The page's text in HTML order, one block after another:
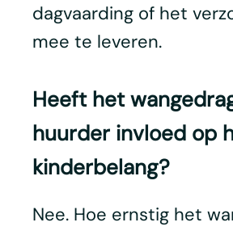
dagvaarding of het
mee te leveren.
Heeft het
huurder invloed op
kinderbelang?
Nee. Hoe ernstig het